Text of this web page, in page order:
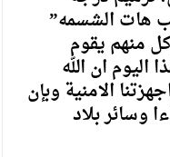
هات الشسمه”
منهم يقوم
اليوم ان الله
الامنية وبإن
وسائر بلاد